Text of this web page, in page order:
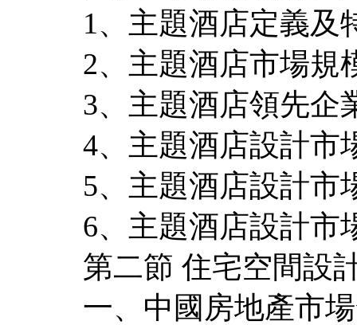
1、主題酒店定義及
2、主題酒店市場規
3、主題酒店領先企
4、主題酒店設計市
5、主題酒店設計市
6、主題酒店設計市
第二節 住宅空間設
一、中國房地產市